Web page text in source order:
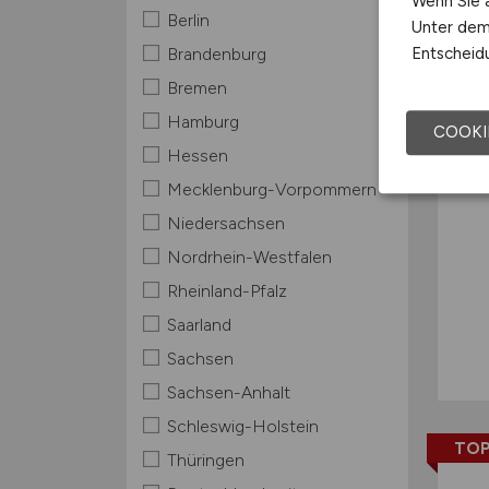
Berlin
Brandenburg
Bremen
Hamburg
Hessen
Mecklenburg-Vorpommern
Niedersachsen
Nordrhein-Westfalen
Rheinland-Pfalz
Saarland
Sachsen
Sachsen-Anhalt
Schleswig-Holstein
Thüringen
Unter